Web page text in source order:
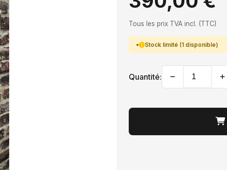
Tous les prix TVA incl. (TTC)
Stock limité (1 disponible)
Quantité: − +